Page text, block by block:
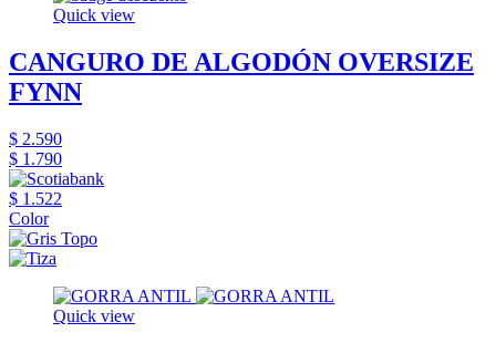
Quick view
CANGURO DE ALGODÓN OVERSIZE
FYNN
$ 2.590
$ 1.790
$ 1.522
Color
Quick view